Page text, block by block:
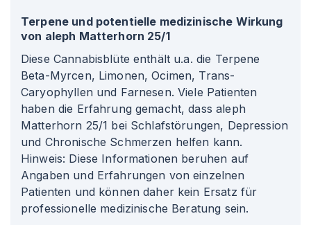
Terpene und potentielle medizinische Wirkung
von aleph Matterhorn 25/1
Diese Cannabisblüte enthält u.a. die Terpene
Beta-Myrcen, Limonen, Ocimen, Trans-
Caryophyllen und Farnesen. Viele Patienten
haben die Erfahrung gemacht, dass aleph
Matterhorn 25/1 bei Schlafstörungen, Depression
und Chronische Schmerzen helfen kann.
Hinweis: Diese Informationen beruhen auf
Angaben und Erfahrungen von einzelnen
Patienten und können daher kein Ersatz für
professionelle medizinische Beratung sein.